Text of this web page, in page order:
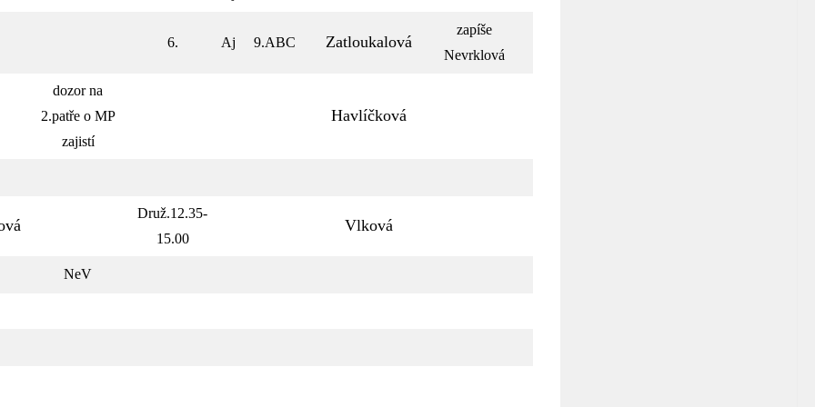
6. Aj 9.ABC Zatloukalová
zapíše
Nevrklová
dozor na
2.patře o MP
zajistí
Havlíčková
Druž.12.35-
15.00
Vlková
NeV